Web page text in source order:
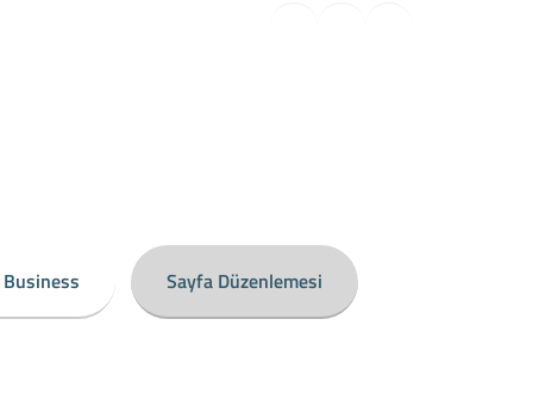
Sayfa Düzenlemesi